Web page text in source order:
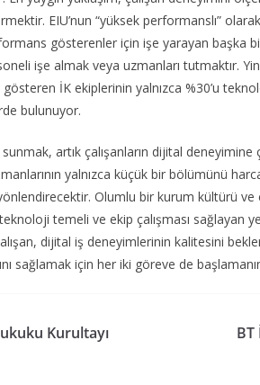
EIU’nun “yüksek performanslı” olarak
gösterenler için işe yarayan başka bir
işe almak veya uzmanları tutmaktır.
İK ekiplerinin yalnızca %30’u
bulunuyor.
artık çalışanların dijital
yalnızca küçük bir bölümünü
Olumlu bir kurum kültürü
temeli ve ekip çalışması sağlayan
dijital iş deneyimlerinin kalitesini
sağlamak için her iki göreve de
Kurultayı
BT